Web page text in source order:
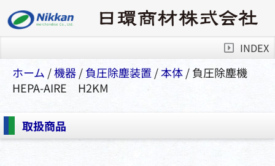
INDEX
ホーム /機器/負圧除塵装置 /本体/ 負圧除塵機
HEPA-AIRE H2KM
取扱商品